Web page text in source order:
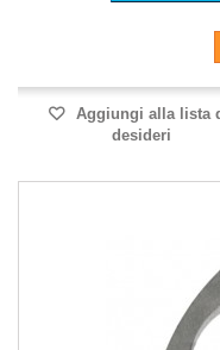
Aggiungi alla lista
desideri